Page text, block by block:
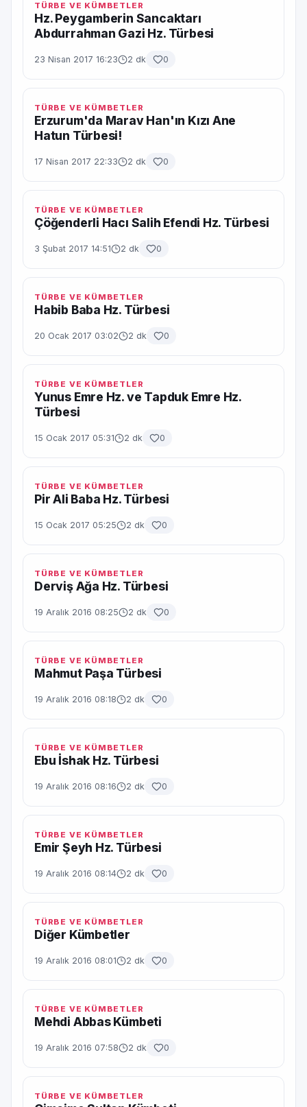
TÜRBE VE KÜMBETLER
Hz. Peygamberin Sancaktarı
Abdurrahman Gazi Hz. Türbesi
23 Nisan 2017 16:23 2 dk 0
TÜRBE VE KÜMBETLER
Erzurum'da Marav Han'ın Kızı Ane
Hatun Türbesi!
17 Nisan 2017 22:33 2 dk 0
TÜRBE VE KÜMBETLER
Çöğenderli Hacı Salih Efendi Hz. Türbesi
3 Şubat 2017 14:51 2 dk 0
TÜRBE VE KÜMBETLER
Habib Baba Hz. Türbesi
20 Ocak 2017 03:02 2 dk 0
TÜRBE VE KÜMBETLER
Yunus Emre Hz. ve Tapduk Emre Hz.
Türbesi
15 Ocak 2017 05:31 2 dk 0
TÜRBE VE KÜMBETLER
Pir Ali Baba Hz. Türbesi
15 Ocak 2017 05:25 2 dk 0
TÜRBE VE KÜMBETLER
Derviş Ağa Hz. Türbesi
19 Aralık 2016 08:25 2 dk 0
TÜRBE VE KÜMBETLER
Mahmut Paşa Türbesi
19 Aralık 2016 08:18 2 dk 0
TÜRBE VE KÜMBETLER
Ebu İshak Hz. Türbesi
19 Aralık 2016 08:16 2 dk 0
TÜRBE VE KÜMBETLER
Emir Şeyh Hz. Türbesi
19 Aralık 2016 08:14 2 dk 0
TÜRBE VE KÜMBETLER
Diğer Kümbetler
19 Aralık 2016 08:01 2 dk 0
TÜRBE VE KÜMBETLER
Mehdi Abbas Kümbeti
19 Aralık 2016 07:58 2 dk 0
TÜRBE VE KÜMBETLER